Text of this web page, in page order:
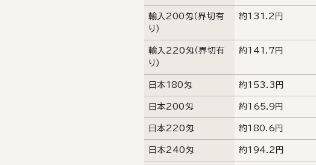
輸入200匁（界切有
り）
約131.2円
輸入220匁（界切有
り）
約141.7円
日本180匁 約153.3円
日本200匁 約165.9円
日本220匁 約180.6円
日本240匁 約194.2円